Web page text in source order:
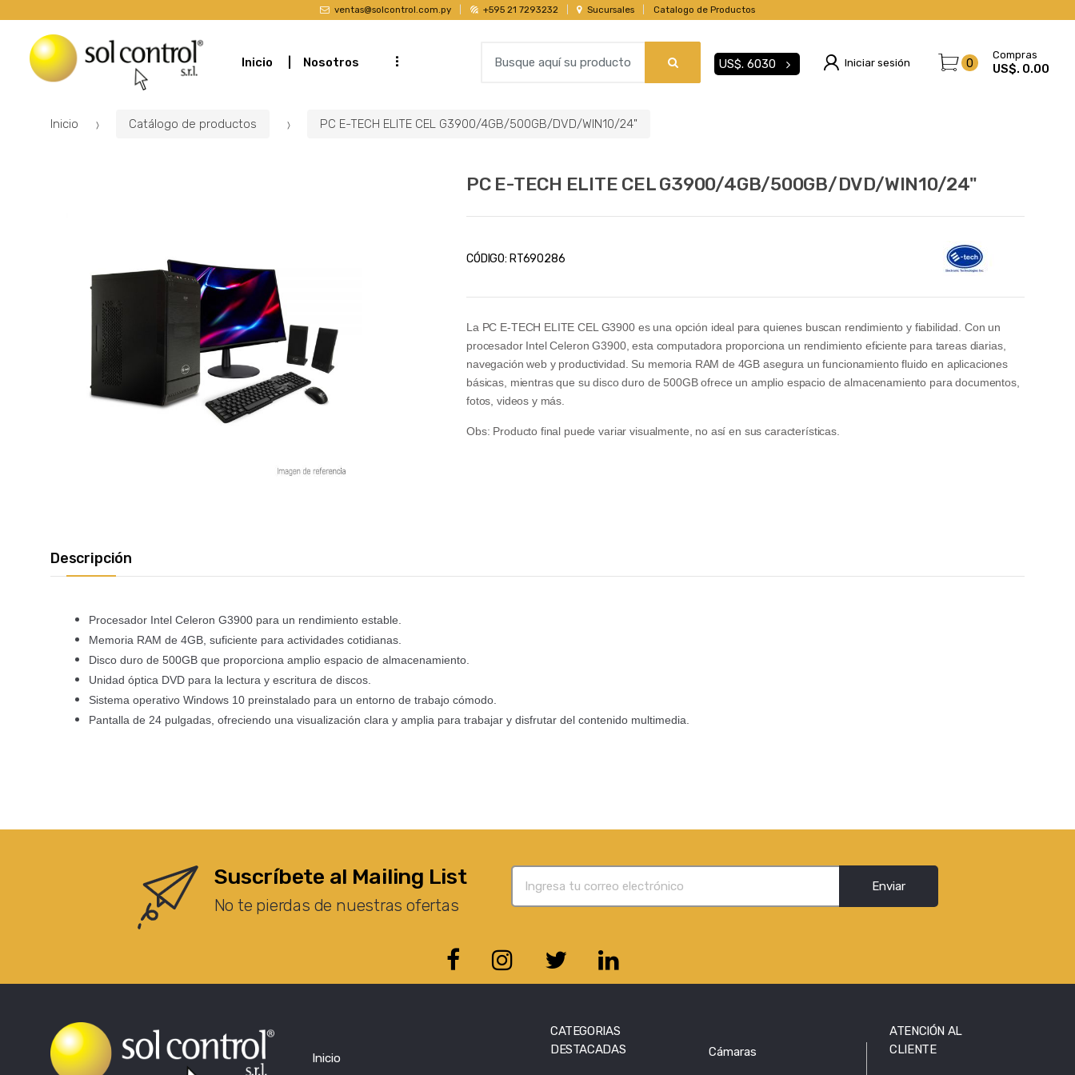
ventas@solcontrol.com.py +595 21 7293232 Sucursales Catalogo de Productos
Inicio Nosotros ...
a
o
US$. 6030 Iniciar sesión 0
Compras
US$. 0.00
Inicio Catálogo de productos PC E-TECH ELITE CEL G3900/4GB/500GB/DVD/WIN10/24"
PC E-TECH ELITE CEL G3900/4GB/500GB/DVD/WIN10/24"
CÓDIGO: RT690286
La PC E-TECH ELITE CEL G3900 es una opción ideal para quienes buscan rendimiento y fiabilidad. Con un
procesador Intel Celeron G3900, esta computadora proporciona un rendimiento eficiente para tareas diarias,
navegación web y productividad. Su memoria RAM de 4GB asegura un funcionamiento fluido en aplicaciones
básicas, mientras que su disco duro de 500GB ofrece un amplio espacio de almacenamiento para documentos,
fotos, videos y más.
Obs: Producto final puede variar visualmente, no así en sus características.
Descripción
Procesador Intel Celeron G3900 para un rendimiento estable.
Memoria RAM de 4GB, suficiente para actividades cotidianas.
Disco duro de 500GB que proporciona amplio espacio de almacenamiento.
Unidad óptica DVD para la lectura y escritura de discos.
Sistema operativo Windows 10 preinstalado para un entorno de trabajo cómodo.
Pantalla de 24 pulgadas, ofreciendo una visualización clara y amplia para trabajar y disfrutar del contenido multimedia.
Suscríbete al Mailing List
No te pierdas de nuestras ofertas
Enviar
Inicio
CATEGORIAS
DESTACADAS
Cámaras
ATENCIÓN AL
CLIENTE